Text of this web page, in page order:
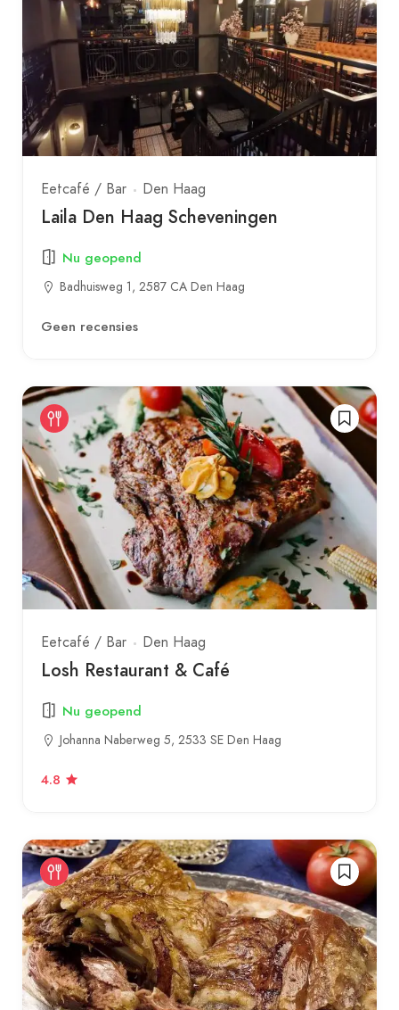
Eetcafé / Bar Den Haag
Laila Den Haag Scheveningen
Nu geopend
Badhuisweg 1, 2587 CA Den Haag
Geen recensies
Eetcafé / Bar Den Haag
Losh Restaurant & Café
Nu geopend
Johanna Naberweg 5, 2533 SE Den Haag
4.8